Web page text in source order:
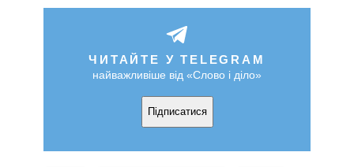
ЧИТАЙТЕ У TELEGRAM
найважливіше від «Слово і діло»
Підписатися